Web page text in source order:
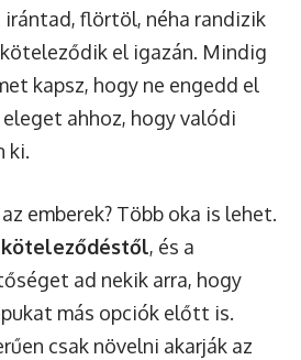
flörtöl, néha randizik
el igazán. Mindig
kapsz, hogy ne engedd el
ahhoz, hogy valódi
ki.
emberek? Több oka is lehet.
, és a
ad nekik arra, hogy
más opciók előtt is.
csak növelni akarják az